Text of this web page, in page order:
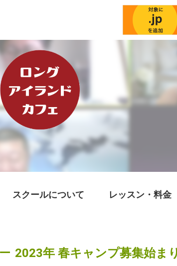
スクールについて レッスン・料金
2023年 春キャンプ募集始ま